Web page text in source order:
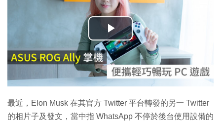
播
放
影
片
最近，Elon Musk 在其官方 Twitter 平台轉發的另一 Twitter
的相片子及發文，當中指 WhatsApp 不停於後台使用設備的